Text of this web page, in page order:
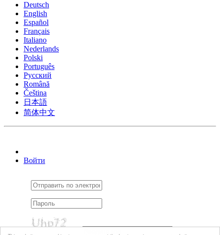
Deutsch
English
Español
Français
Italiano
Nederlands
Polski
Português
Pусский
Română
Čeština
日本語
简体中文
Войти